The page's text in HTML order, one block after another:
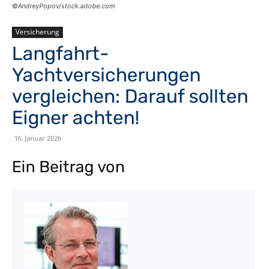
©AndreyPopov/stock.adobe.com
Versicherung
Langfahrt-
Yachtversicherungen
vergleichen: Darauf sollten
Eigner achten!
16. Januar 2026
Ein Beitrag von